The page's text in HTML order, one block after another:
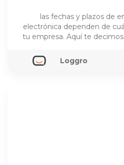
las fechas y plazos de
electrónica dependen de
tu empresa. Aquí te
Loggro